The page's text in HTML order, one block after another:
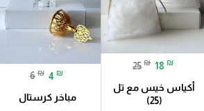
25 ₪ 18 ₪
أكياس خيس مع تل
(25)
6 ₪ 4 ₪
مباخر كرستال